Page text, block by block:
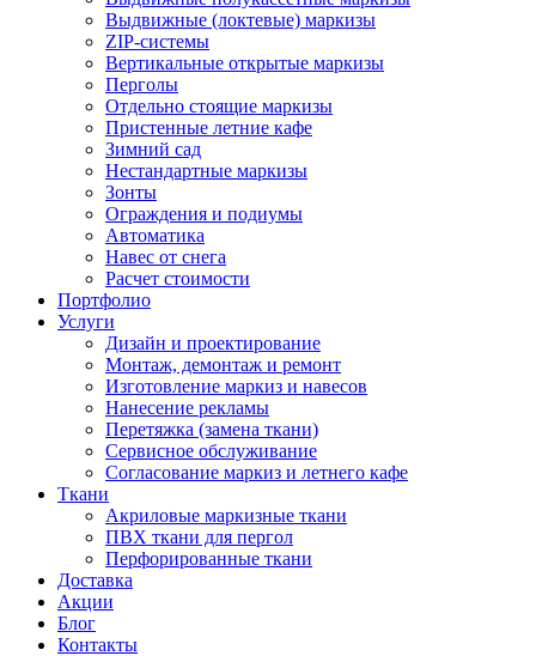
Выдвижные (локтевые) маркизы
ZIP-системы
Вертикальные открытые маркизы
Перголы
Отдельно стоящие маркизы
Пристенные летние кафе
Зимний сад
Нестандартные маркизы
Зонты
Ограждения и подиумы
Автоматика
Навес от снега
Расчет стоимости
Портфолио
Услуги
Дизайн и проектирование
Монтаж, демонтаж и ремонт
Изготовление маркиз и навесов
Нанесение рекламы
Перетяжка (замена ткани)
Сервисное обслуживание
Согласование маркиз и летнего кафе
Ткани
Акриловые маркизные ткани
ПВХ ткани для пергол
Перфорированные ткани
Доставка
Акции
Блог
Контакты